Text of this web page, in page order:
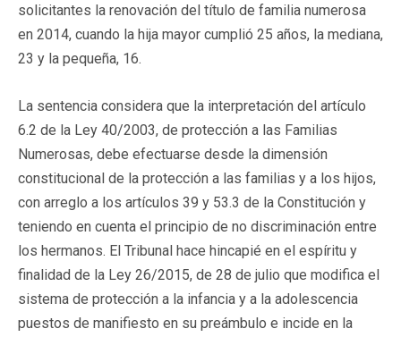
solicitantes la renovación del título de familia numerosa
en 2014, cuando la hija mayor cumplió 25 años, la mediana,
23 y la pequeña, 16.
La sentencia considera que la interpretación del artículo
6.2 de la Ley 40/2003, de protección a las Familias
Numerosas, debe efectuarse desde la dimensión
constitucional de la protección a las familias y a los hijos,
con arreglo a los artículos 39 y 53.3 de la Constitución y
teniendo en cuenta el principio de no discriminación entre
los hermanos. El Tribunal hace hincapié en el espíritu y
finalidad de la Ley 26/2015, de 28 de julio que modifica el
sistema de protección a la infancia y a la adolescencia
puestos de manifiesto en su preámbulo e incide en la